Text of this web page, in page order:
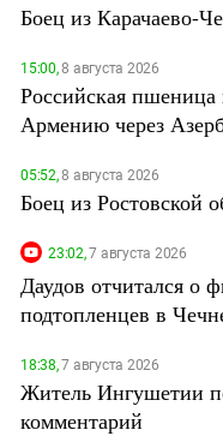
Боец из Карачаево-
15:00,8 августа 2026
Российская пшеница
Армению через
05:52,8 августа 2026
Боец из Ростовской
23:02,7 августа 2026
Даудов отчитался о
подтопленцев в
18:38,7 августа 2026
Житель Ингушетии
комментарий